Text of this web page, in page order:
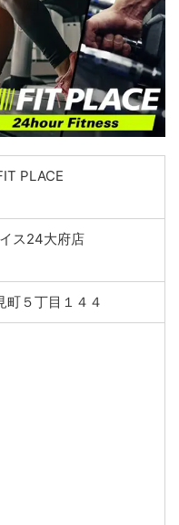
PLACE
ス24大府店
町５丁目１４４